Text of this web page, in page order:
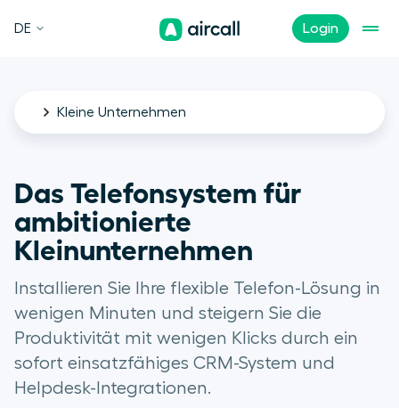
Login
DE
Kleine Unternehmen
Das Telefonsystem für
ambitionierte
Kleinunternehmen
Installieren Sie Ihre flexible Telefon-Lösung in
wenigen Minuten und steigern Sie die
Produktivität mit wenigen Klicks durch ein
sofort einsatzfähiges CRM-System und
Helpdesk-Integrationen.